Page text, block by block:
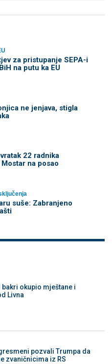
za pristupanje SEPA-i
na putu ka EU
ne jenjava, stigla
22 radnika
na posao
suše: Zabranjeno
bakri okupio mještane i
Livna
pozvali Trumpa da
zvaničnicima iz RS